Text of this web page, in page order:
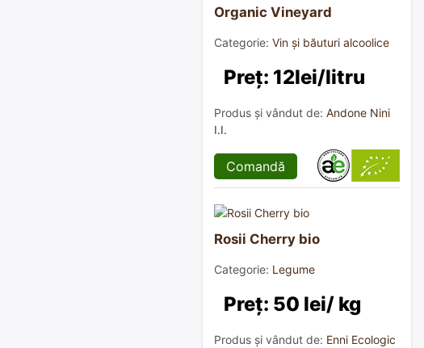
Organic Vineyard
Categorie: Vin și băuturi alcoolice
Preț: 12lei/litru
Produs și vândut de: Andone Nini
I.I.
Comandă
Rosii Cherry bio
Categorie: Legume
Preț: 50 lei/ kg
Produs și vândut de: Enni Ecologic